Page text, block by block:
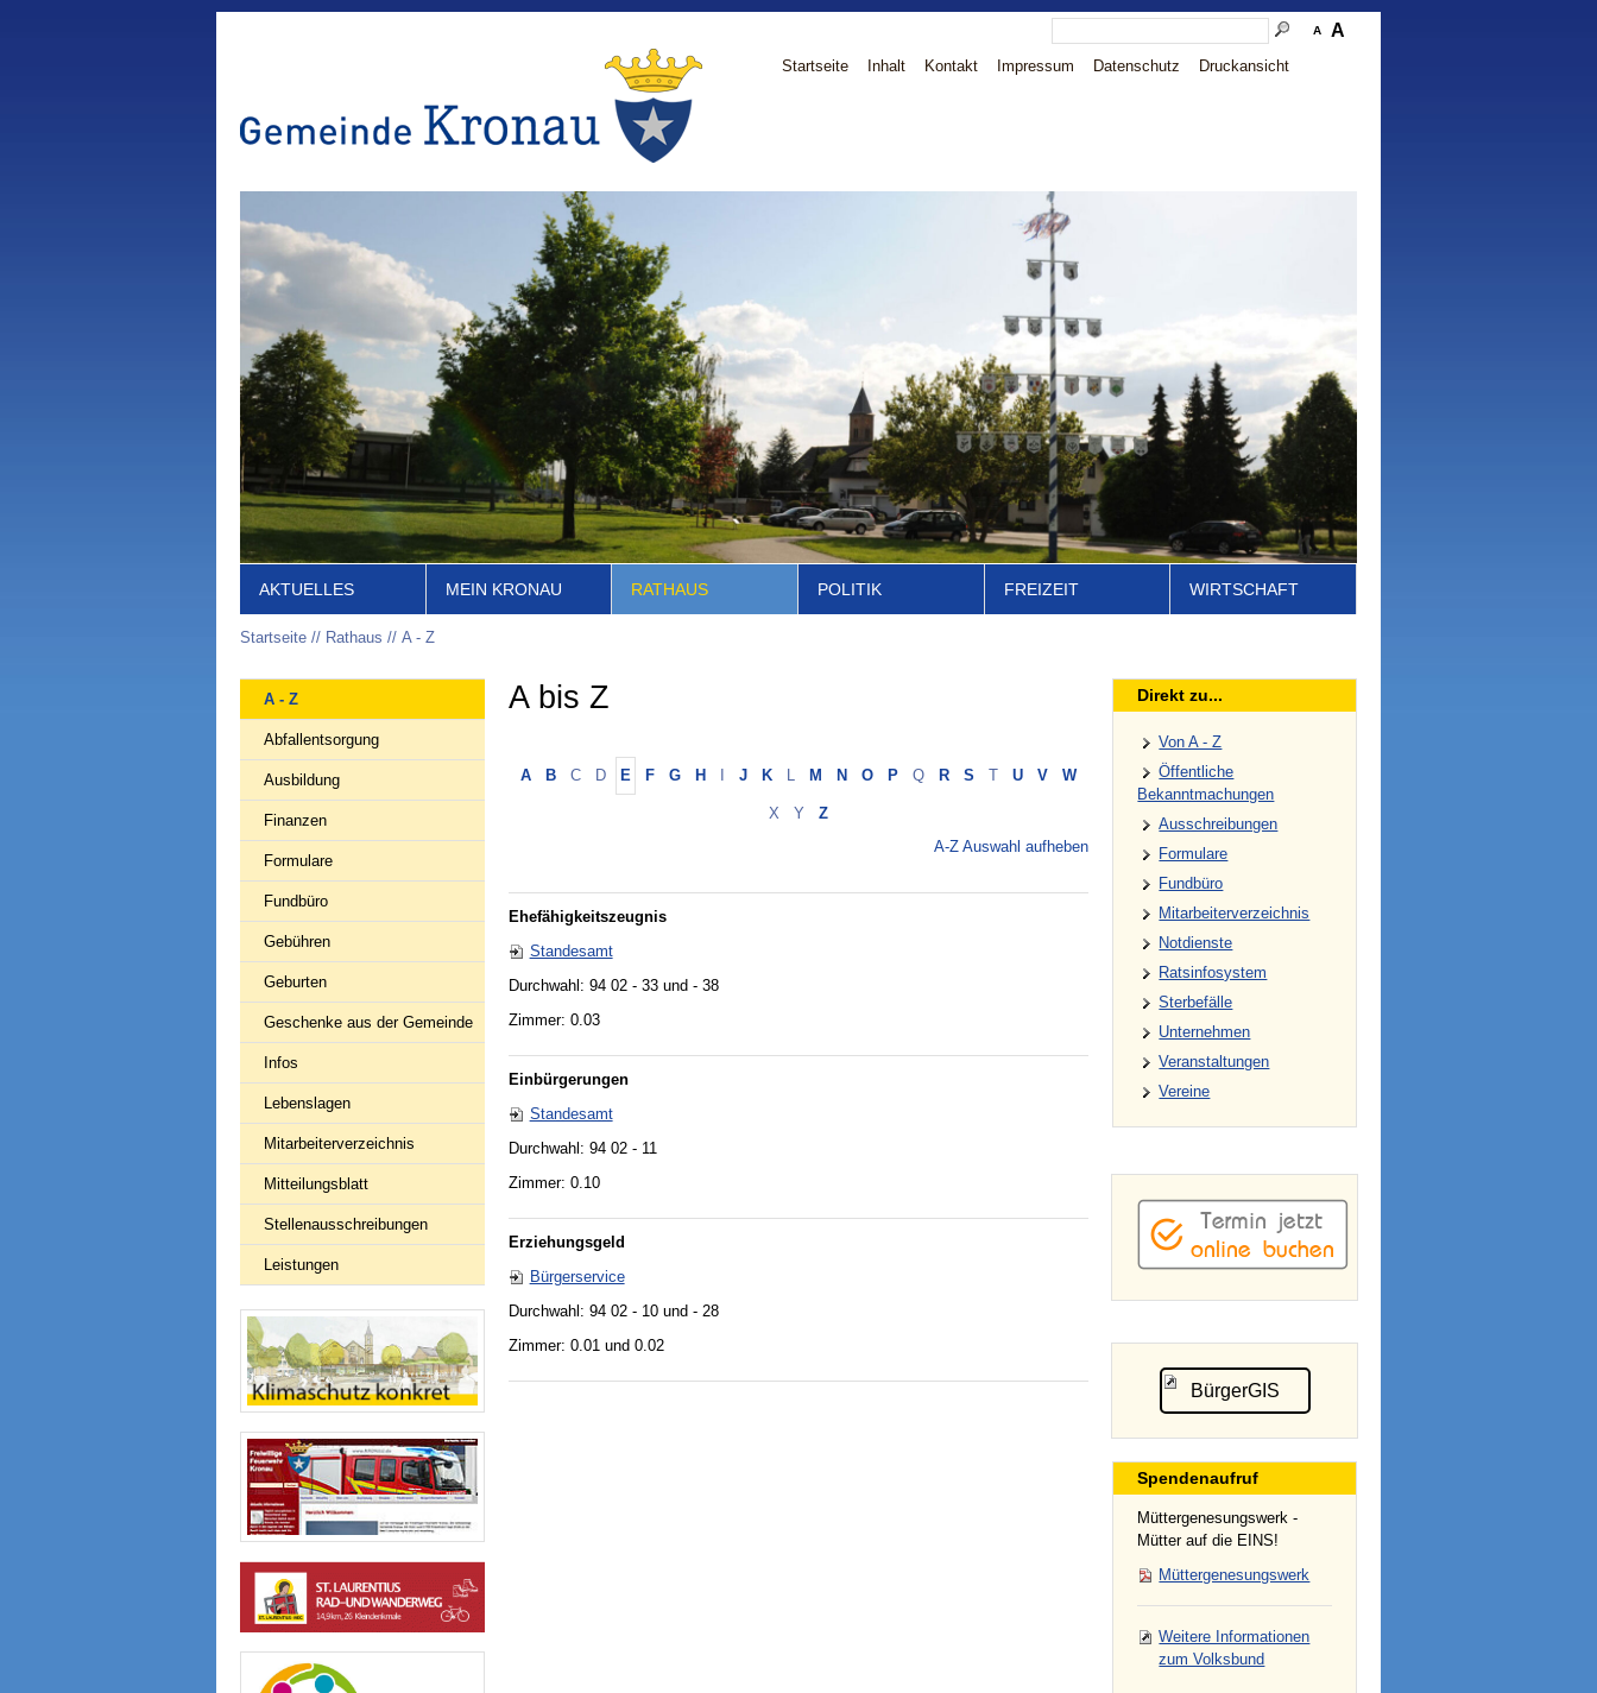
A A
Startseite Inhalt Kontakt Impressum Datenschutz Druckansicht
AKTUELLES MEIN KRONAU RATHAUS POLITIK FREIZEIT WIRTSCHAFT
Startseite Rathaus A - Z
A - Z
Abfallentsorgung
Ausbildung
Finanzen
Formulare
Fundbüro
Gebühren
Geburten
Geschenke aus der Gemeinde
Infos
Lebenslagen
Mitarbeiterverzeichnis
Mitteilungsblatt
Stellenausschreibungen
Leistungen
A bis Z
A B C D E F G H J K L M N O P Q R S T U V W
X Y
Z
A-Z Auswahl aufheben
Ehefähigkeitszeugnis
Standesamt
Durchwahl: 94 02 - 33 und - 38
Zimmer: 0.03
Einbürgerungen
Standesamt
Durchwahl: 94 02 - 11
Zimmer: 0.10
Erziehungsgeld
Bürgerservice
Durchwahl: 94 02 - 10 und - 28
Zimmer: 0.01 und 0.02
Direkt zu...
Von A - Z
Öffentliche
Bekanntmachungen
Ausschreibungen
Formulare
Fundbüro
Mitarbeiterverzeichnis
Notdienste
Ratsinfosystem
Sterbefälle
Unternehmen
Veranstaltungen
Vereine
BürgerGIS
Spendenaufruf
Müttergenesungswerk -
Mütter auf die EINS!
Müttergenesungswerk
Weitere Informationen
zum Volksbund